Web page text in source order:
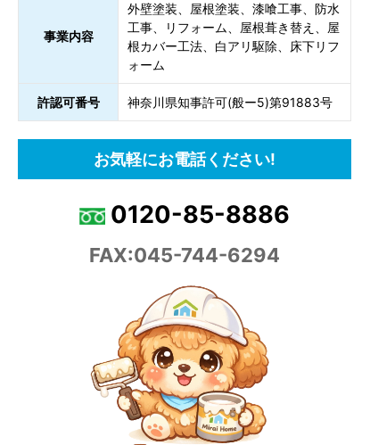
事業内容
外壁塗装、屋根塗装、漆喰工事、防水
工事、リフォーム、屋根葺き替え、屋
根カバー工法、白アリ駆除、床下リフ
ォーム
許認可番号 神奈川県知事許可(般ー5)第91883号
お気軽にお電話ください!
0120-85-8886
FAX:045-744-6294